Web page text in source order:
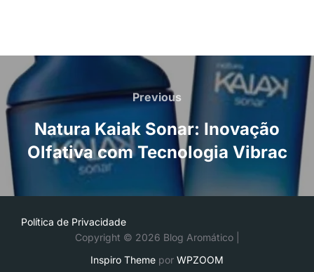
Navegação
de
Post
Previous
Previous
Natura Kaiak Sonar: Inovação
Olfativa com Tecnologia Vibrac
Política de Privacidade
Copyright © 2026 Blog Aromático |
Inspiro Theme por WPZOOM